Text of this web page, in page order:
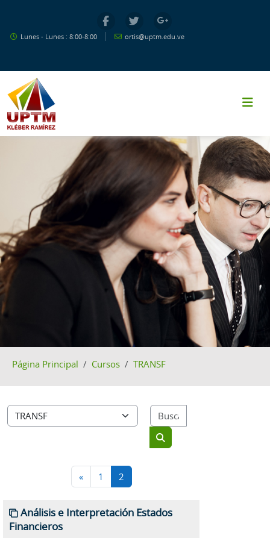
Lunes - Lunes : 8:00-8:00 ortis@uptm.edu.ve
Página Principal Cursos TRANSF
Categorías
Buscar cursos
«Página anterior
1 Página 1
2Página 2
Análisis e Interpretación Estados
Financieros